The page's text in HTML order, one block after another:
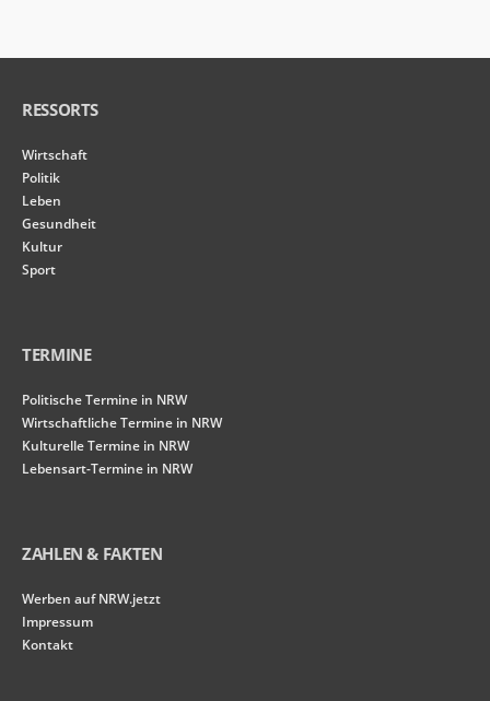
RESSORTS
Wirtschaft
Politik
Leben
Gesundheit
Kultur
Sport
TERMINE
Politische Termine in NRW
Wirtschaftliche Termine in NRW
Kulturelle Termine in NRW
Lebensart-Termine in NRW
ZAHLEN & FAKTEN
Werben auf NRW.jetzt
Impressum
Kontakt